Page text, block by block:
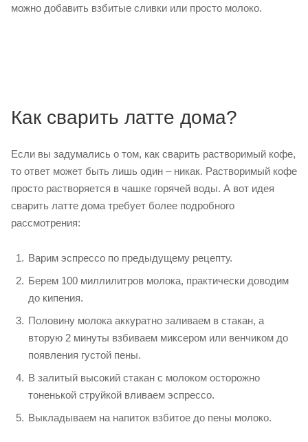
можно добавить взбитые сливки или просто молоко.
Как сварить латте дома?
Если вы задумались о том, как сварить растворимый кофе,
то ответ может быть лишь один – никак. Растворимый кофе
просто растворяется в чашке горячей воды. А вот идея
сварить латте дома требует более подробного
рассмотрения:
Варим эспрессо по предыдущему рецепту.
Берем 100 миллилитров молока, практически доводим
до кипения.
Половину молока аккуратно заливаем в стакан, а
вторую 2 минуты взбиваем миксером или венчиком до
появления густой пены.
В залитый высокий стакан с молоком осторожно
тоненькой струйкой вливаем эспрессо.
Выкладываем на напиток взбитое до пены молоко.